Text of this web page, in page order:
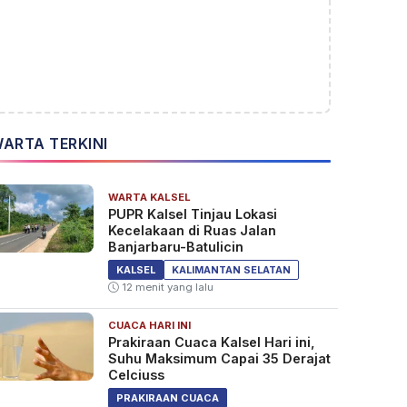
TERKINI
WARTA KALSEL
PUPR Kalsel Tinjau Lokasi
Kecelakaan di Ruas Jalan
Banjarbaru-Batulicin
KALSEL
KALIMANTAN SELATAN
12 menit yang lalu
CUACA HARI INI
Prakiraan Cuaca Kalsel Hari ini,
Suhu Maksimum Capai 35 Derajat
Celciuss
PRAKIRAAN CUACA